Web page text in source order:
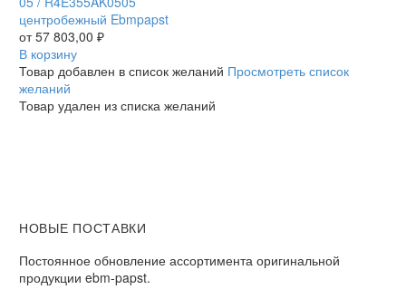
/
R4E355AK0505
центробежный
Ebmpapst
центробежный Ebmpapst
от57 803,00 ₽
В корзину
Товар добавлен в список желаний Просмотреть список
желаний
Товар удален из списка желаний
НОВЫЕ ПОСТАВКИ
Постоянное обновление ассортимента оригинальной
продукции ebm-papst.